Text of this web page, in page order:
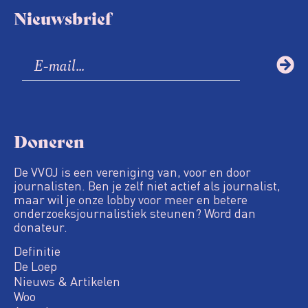
Nieuwsbrief
Doneren
De VVOJ is een vereniging van, voor en door
journalisten. Ben je zelf niet actief als journalist,
maar wil je onze lobby voor meer en betere
onderzoeksjournalistiek steunen? Word dan
donateur.
Definitie
De Loep
Nieuws & Artikelen
Woo